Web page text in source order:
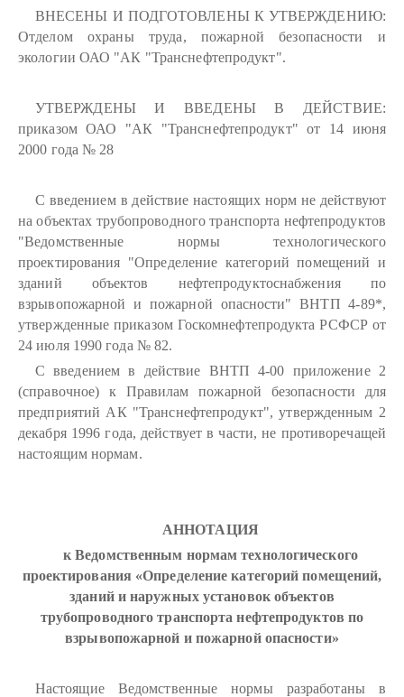
ВНЕСЕНЫ И ПОДГОТОВЛЕНЫ К УТВЕРЖДЕНИЮ:
Отделом охраны труда, пожарной безопасности и
экологии ОАО "АК "Транснефтепродукт".
УТВЕРЖДЕНЫ И ВВЕДЕНЫ В ДЕЙСТВИЕ:
приказом ОАО "АК "Транснефтепродукт" от 14 июня
2000 года № 28
С введением в действие настоящих норм не действуют
на объектах трубопроводного транспорта нефтепродуктов
"Ведомственные нормы технологического
проектирования "Определение категорий помещений и
зданий объектов нефтепродуктоснабжения по
взрывопожарной и пожарной опасности" ВНТП 4-89*,
утвержденные приказом Госкомнефтепродукта РСФСР от
24 июля 1990 года № 82.
С введением в действие ВНТП 4-00 приложение 2
(справочное) к Правилам пожарной безопасности для
предприятий АК "Транснефтепродукт", утвержденным 2
декабря 1996 года, действует в части, не противоречащей
настоящим нормам.
АННОТАЦИЯ
к Ведомственным нормам технологического
проектирования «Определение категорий помещений,
зданий и наружных установок объектов
трубопроводного транспорта нефтепродуктов по
взрывопожарной и пожарной опасности»
Настоящие Ведомственные нормы разработаны в